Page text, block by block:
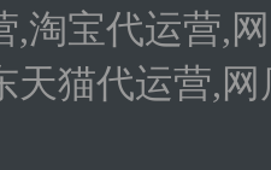
,淘宝代运营,
天猫代运营,